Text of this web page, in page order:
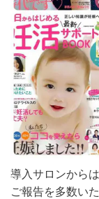
導入サロンから
ご報告を多数い